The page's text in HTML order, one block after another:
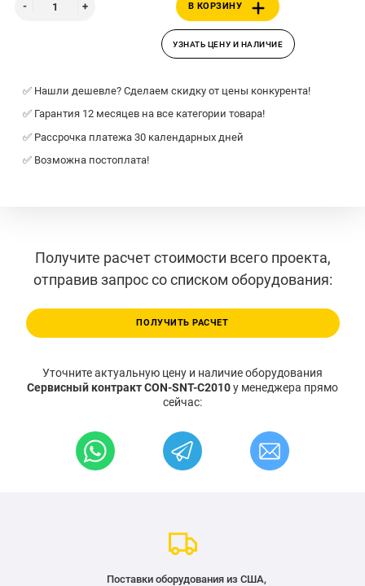
В КОРЗИНУ
УЗНАТЬ ЦЕНУ И НАЛИЧИЕ
✅ Нашли дешевле? Сделаем скидку от цены конкурента!
✅ Гарантия 12 месяцев на все категории товара!
✅ Рассрочка платежа 30 календарных дней
✅ Возможна постоплата!
Получите расчет стоимости всего проекта,
отправив запрос со списком оборудования:
ПОЛУЧИТЬ РАСЧЕТ
Уточните актуальную цену и наличие оборудования
Сервисный контракт CON-SNT-C2010у менеджера прямо
сейчас:
Поставки оборудования из США,